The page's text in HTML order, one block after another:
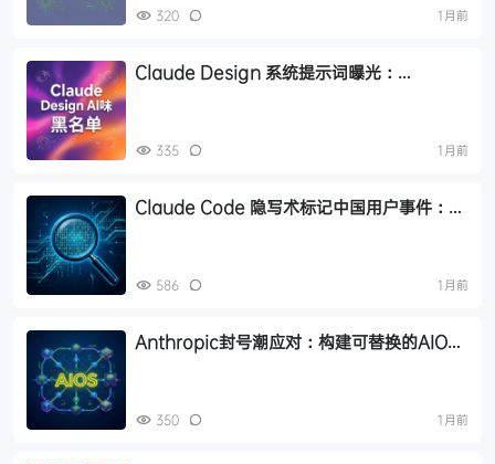
320 1月前
Claude Design 系统提示词曝光：
335 1月前
Claude Code 隐写术标记中国用户事件：技
586 1月前
Anthropic封号潮应对：构建可替换的AIOS
350 1月前